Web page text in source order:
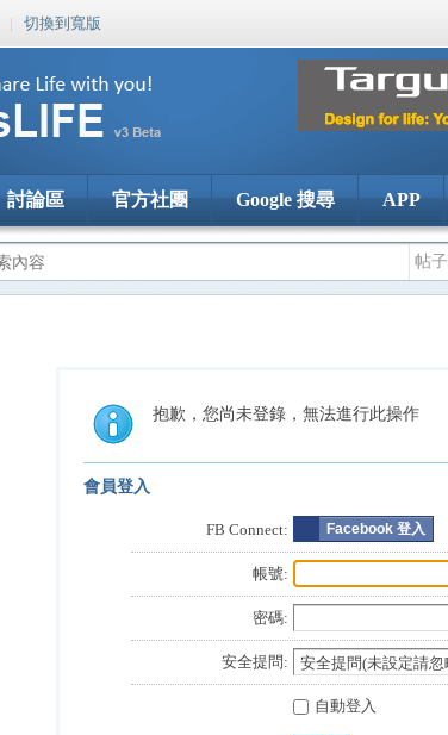
| 切換到寬版
討論區 官方社團 Google 搜尋 APP
帖子
抱歉，您尚未登錄，無法進行此操作
會員登入
FB Connect: Facebook 登入
帳號:
密碼:
安全提問:
自動登入